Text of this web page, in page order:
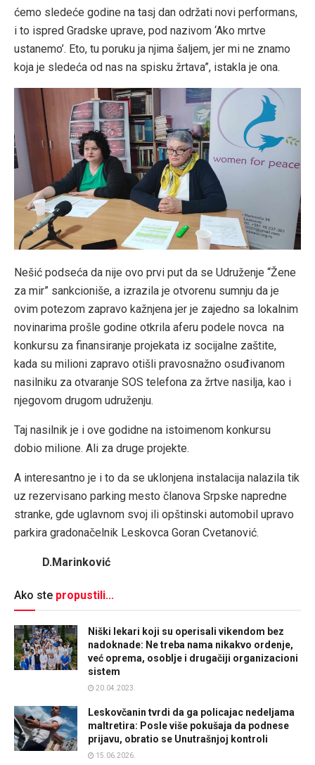
ćemo sledeće godine na tasj dan održati novi performans,
i to ispred Gradske uprave, pod nazivom ‘Ako mrtve
ustanemo’. Eto, tu poruku ja njima šaljem, jer mi ne znamo
koja je sledeća od nas na spisku žrtava”, istakla je ona.
Nešić podseća da nije ovo prvi put da se Udruženje “Žene
za mir” sankcioniše, a izrazila je otvorenu sumnju da je
ovim potezom zapravo kažnjena jer je zajedno sa lokalnim
novinarima prošle godine otkrila aferu podele novca na
konkursu za finansiranje projekata iz socijalne zaštite,
kada su milioni zapravo otišli pravosnažno osuđivanom
nasilniku za otvaranje SOS telefona za žrtve nasilja, kao i
njegovom drugom udruženju.
Taj nasilnik je i ove godidne na istoimenom konkursu
dobio milione. Ali za druge projekte.
A interesantno je i to da se uklonjena instalacija nalazila tik
uz rezervisano parking mesto članova Srpske napredne
stranke, gde uglavnom svoj ili opštinski automobil upravo
parkira gradonačelnik Leskovca Goran Cvetanović.
D.Marinković
Ako ste propustili...
Niški lekari koji su operisali vikendom bez
nadoknade: Ne treba nama nikakvo ordenje,
već oprema, osoblje i drugačiji organizacioni
sistem
20.04.2023.
Leskovčanin tvrdi da ga policajac nedeljama
maltretira: Posle više pokušaja da podnese
prijavu, obratio se Unutrašnjoj kontroli
15.06.2026.